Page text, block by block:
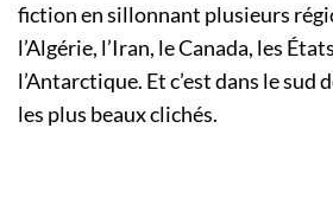
fiction en sillonnant plusieurs
l’Algérie, l’Iran, le Canada, les
l’Antarctique. Et c’est dans le sud
les plus beaux clichés.